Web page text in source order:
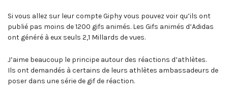
Si vous allez sur leur compte Giphy vous pouvez voir qu’ils ont
publié pas moins de 1200 gifs animés. Les Gifs animés d’Adidas
ont généré à eux seuls 2,1 Millards de vues.
J’aime beaucoup le principe autour des réactions d’athlètes.
Ils ont demandés à certains de leurs athlètes ambassadeurs de
poser dans une série de gif de réaction.